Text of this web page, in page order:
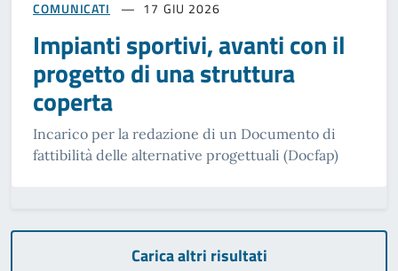
COMUNICATI 17 GIU 2026
Impianti sportivi, avanti con il
progetto di una struttura
coperta
Incarico per la redazione di un Documento di
fattibilità delle alternative progettuali (Docfap)
Carica altri risultati